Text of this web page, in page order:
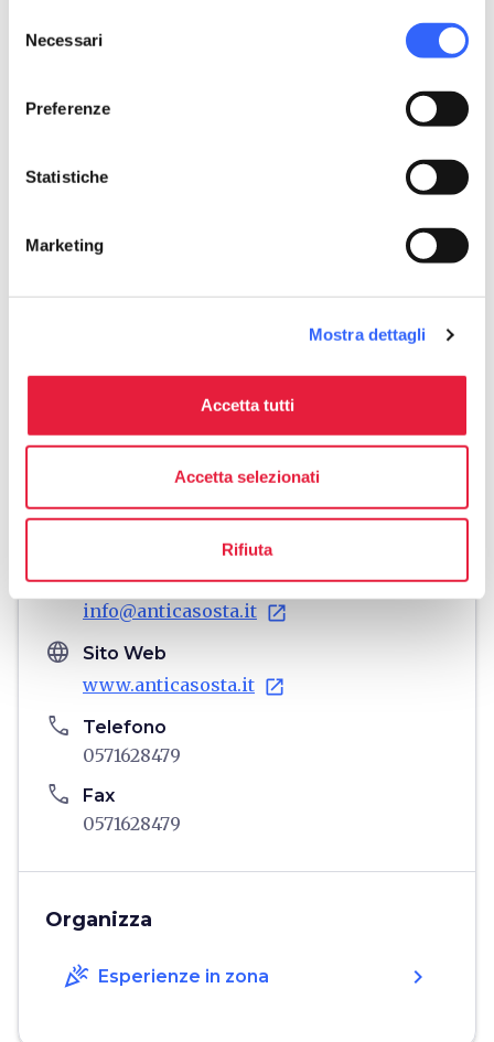
delNecessari
Preferenze
Statistiche
Marketing
Mostra dettagli
Accetta tutti
Accetta selezionati
Rifiuta
Informazioni
Via dei Renai, 2b, Castelfiorentino, 50051,
email Email
info@anticasosta.it open_in_new
language Sito Web
www.anticasosta.it open_in_new
phone Telefono
0571628479
phone Fax
0571628479
Organizza
celebration Esperienze in zona chevron_right